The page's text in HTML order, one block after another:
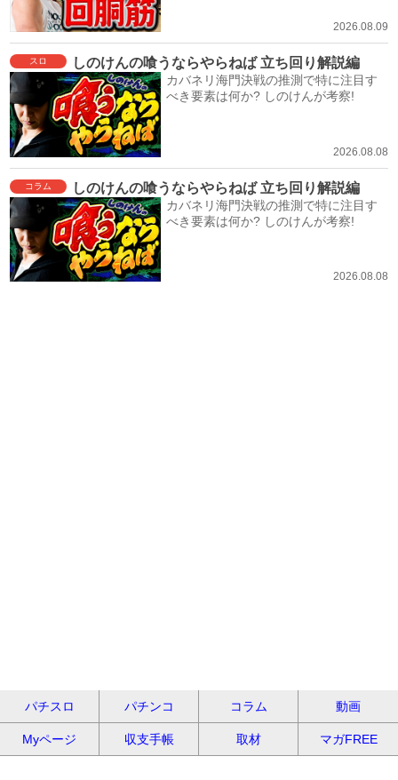
2026.08.09
スロ しのけんの喰うならやらねば 立ち回り解説編
カバネリ海門決戦の推測で特に注目す
べき要素は何か? しのけんが考察!
2026.08.08
コラム しのけんの喰うならやらねば 立ち回り解説編
カバネリ海門決戦の推測で特に注目す
べき要素は何か? しのけんが考察!
2026.08.08
パチスロ パチンコ コラム 動画
Myページ 収支手帳 取材 マガFREE